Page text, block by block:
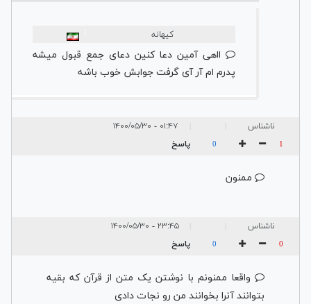
کیهانه
ااهی آمین دعا کنین دعای جمع قبول میشه
پدرم ام آر آی گرفت جوابش خوب باشه
ناشناس ۰۱:۴۷ - ۱۴۰۰/۰۵/۳۰
1
0 پاسخ
ممنون
ناشناس ۲۳:۴۵ - ۱۴۰۰/۰۵/۳۰
0
0 پاسخ
واقعا ممنونم با نوشتن یک متن از قرآن که بقیه
بتوانند آنرا بخوانند من رو نجات دادی